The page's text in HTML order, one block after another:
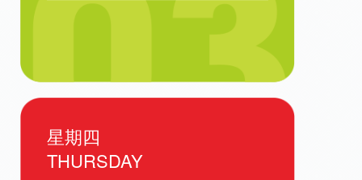
星期四
THURSDAY